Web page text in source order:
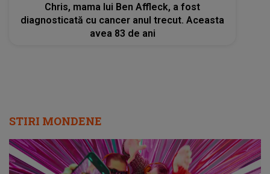
Chris, mama lui Ben Affleck, a fost
diagnosticată cu cancer anul trecut. Aceasta
avea 83 de ani
STIRI MONDENE